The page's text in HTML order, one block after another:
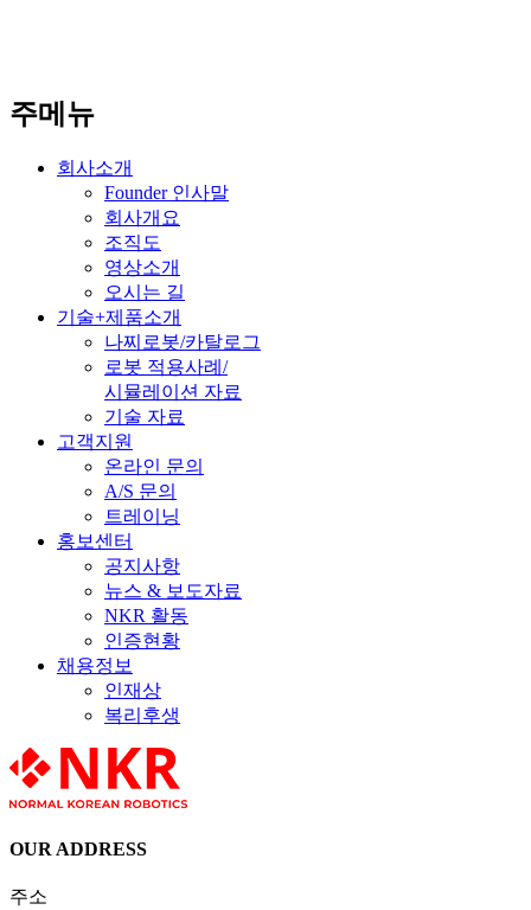
주메뉴
회사소개
Founder 인사말
회사개요
조직도
영상소개
오시는 길
기술+제품소개
나찌로봇/카탈로그
로봇 적용사례/
시뮬레이션 자료
기술 자료
고객지원
온라인 문의
A/S 문의
트레이닝
홍보센터
공지사항
뉴스 & 보도자료
NKR 활동
인증현황
채용정보
인재상
복리후생
OUR ADDRESS
주소